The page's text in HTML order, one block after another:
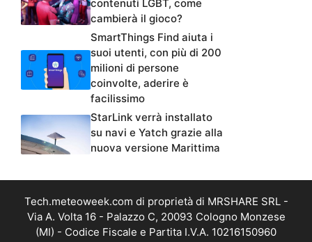
contenuti LGBT, come
cambierà il gioco?
SmartThings Find aiuta i
suoi utenti, con più di 200
milioni di persone
coinvolte, aderire è
facilissimo
StarLink verrà installato
su navi e Yatch grazie alla
nuova versione Marittima
Tech.meteoweek.com di proprietà di MRSHARE SRL -
Via A. Volta 16 - Palazzo C, 20093 Cologno Monzese
(MI) - Codice Fiscale e Partita I.V.A. 10216150960